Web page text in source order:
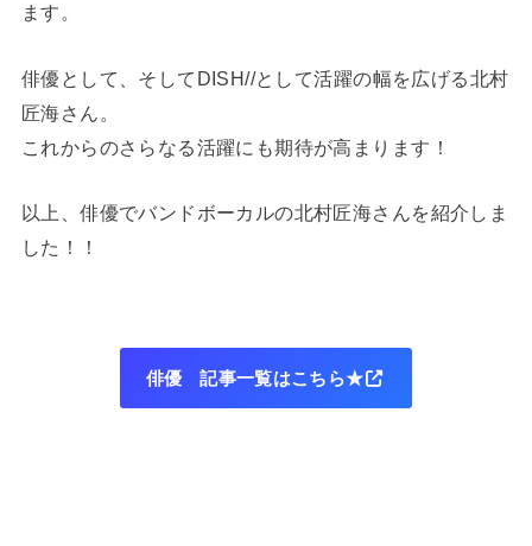
ます。
俳優として、そしてDISH//として活躍の幅を広げる北村
匠海さん。
これからのさらなる活躍にも期待が高まります！
以上、俳優でバンドボーカルの北村匠海さんを紹介しま
した！！
俳優 記事一覧はこちら★